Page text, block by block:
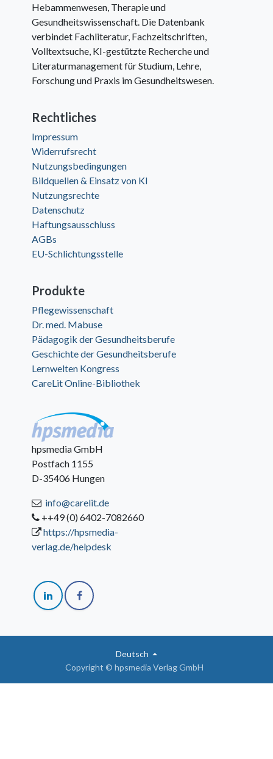
Hebammenwesen, Therapie und
Gesundheitswissenschaft. Die Datenbank
verbindet Fachliteratur, Fachzeitschriften,
Volltextsuche, KI-gestützte Recherche und
Literaturmanagement für Studium, Lehre,
Forschung und Praxis im Gesundheitswesen.
Rechtliches
Impressum
Widerrufsrecht
Nutzungsbedingungen
Bildquellen & Einsatz von KI
Nutzungsrechte
Datenschutz
Haftungsausschluss
AGBs
EU-Schlichtungsstelle
Produkte
Pflegewissenschaft
Dr. med. Mabuse
Pädagogik der Gesundheitsberufe
Geschichte der Gesundheitsberufe
Lernwelten Kongress
CareLit Online-Bibliothek
hpsmedia GmbH
Postfach 1155
D-35406 Hungen
info@carelit.de
++49 (0) 6402-7082660
https://hpsmedia-
verlag.de/helpdesk
Copyright © hpsmedia Verlag GmbH
Deutsch